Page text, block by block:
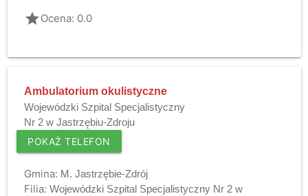
gradeOcena: 0.0
Ambulatorium okulistyczne
Wojewódzki Szpital Specjalistyczny
Nr 2 w Jastrzębiu-Zdroju
POKAŻ TELEFON
Gmina: M. Jastrzębie-Zdrój
Filia: Wojewódzki Szpital Specjalistyczny Nr 2 w